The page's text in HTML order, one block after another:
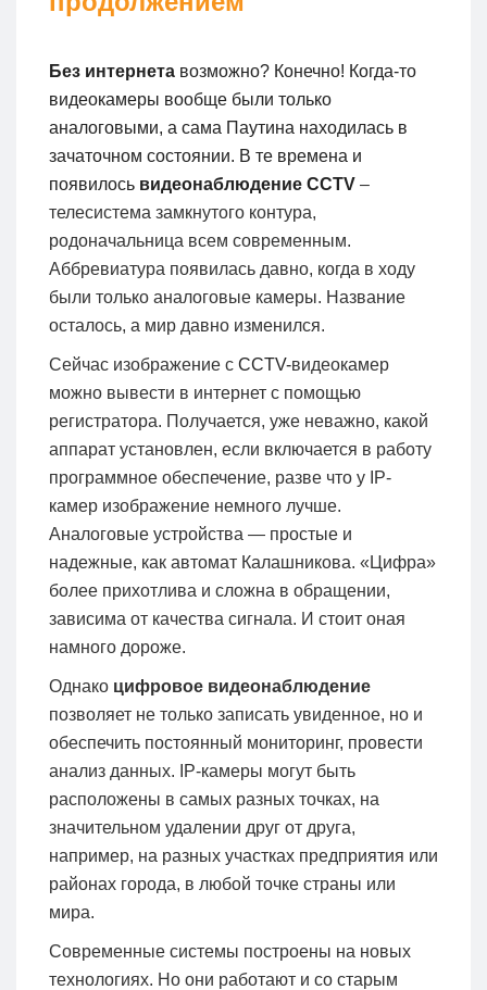
Без интернета возможно? Конечно! Когда-то
видеокамеры вообще были только
аналоговыми, а сама Паутина находилась в
зачаточном состоянии. В те времена и
появилось видеонаблюдение CCTV –
телесистема замкнутого контура,
родоначальница всем современным.
Аббревиатура появилась давно, когда в ходу
были только аналоговые камеры. Название
осталось, а мир давно изменился.
Сейчас изображение с CCTV-видеокамер
можно вывести в интернет с помощью
регистратора. Получается, уже неважно, какой
аппарат установлен, если включается в работу
программное обеспечение, разве что у IP-
камер изображение немного лучше.
Аналоговые устройства — простые и
надежные, как автомат Калашникова. «Цифра»
более прихотлива и сложна в обращении,
зависима от качества сигнала. И стоит оная
намного дороже.
Однако цифровое видеонаблюдение
позволяет не только записать увиденное, но и
обеспечить постоянный мониторинг, провести
анализ данных. IP-камеры могут быть
расположены в самых разных точках, на
значительном удалении друг от друга,
например, на разных участках предприятия или
районах города, в любой точке страны или
мира.
Современные системы построены на новых
технологиях. Но они работают и со старым